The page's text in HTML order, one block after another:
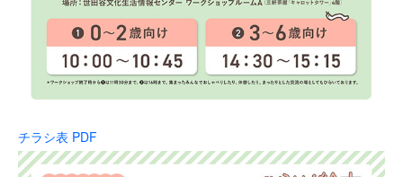
チラシ表 PDF